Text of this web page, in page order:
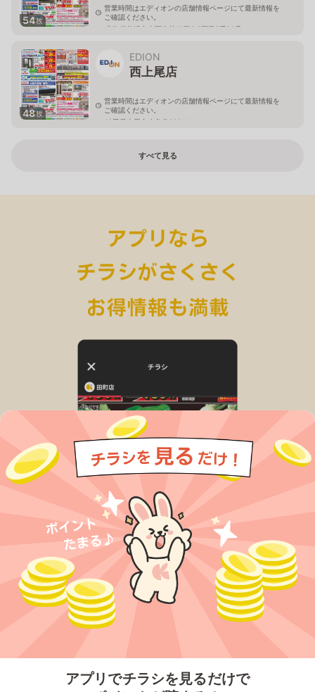
アプリでチラシを見るだけで
54枚
営業時間はエディオンの店舗情報ページにて最新情報を
ご確認ください。
北海道札幌市東区東苗穂三条2丁目5番20号
48枚
EDION
西上尾店
営業時間はエディオンの店舗情報ページにて最新情報を
ご確認ください。
埼玉県上尾市小敷谷809-1
すべて見る